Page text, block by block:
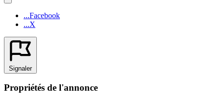
...Facebook
...X
Signaler
Propriétés de l'annonce